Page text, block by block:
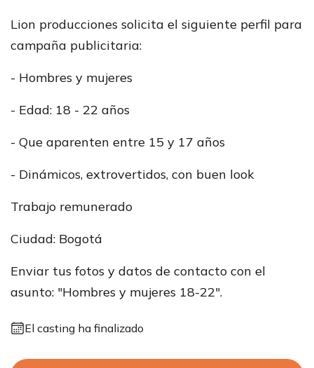
Lion producciones solicita el siguiente perfil para
campaña publicitaria:
- Hombres y mujeres
- Edad: 18 - 22 años
- Que aparenten entre 15 y 17 años
- Dinámicos, extrovertidos, con buen look
Trabajo remunerado
Ciudad: Bogotá
Enviar tus fotos y datos de contacto con el
asunto: "Hombres y mujeres 18-22".
El casting ha finalizado